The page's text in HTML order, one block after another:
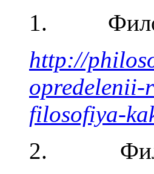
1.
http://
opredelenii-
filosofiya-
2.